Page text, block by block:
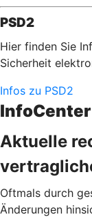
PSD2
Hier finden Sie
Sicherheit
Infos zu PSD2
InfoCenter
Aktuelle
Oftmals durch
Änderungen